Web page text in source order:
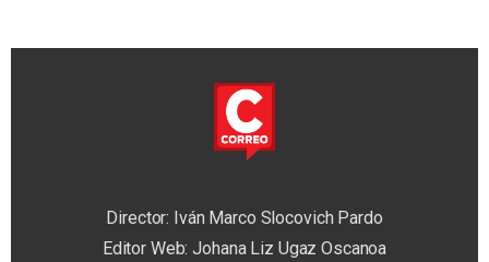
Director: Iván Marco Slocovich Pardo
Editor Web: Johana Liz Ugaz Oscanoa